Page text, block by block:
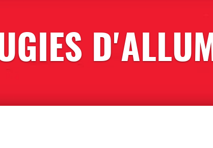
MOTOS
Allumage
Freinage